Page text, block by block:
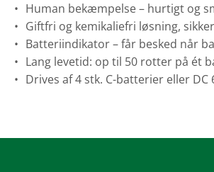
Human bekæmpelse – hurtigt og
Giftfri og kemikaliefri løsning,
Batteriindikator – får besked når
Lang levetid: op til 50 rotter på ét
Drives af 4 stk. C-batterier eller